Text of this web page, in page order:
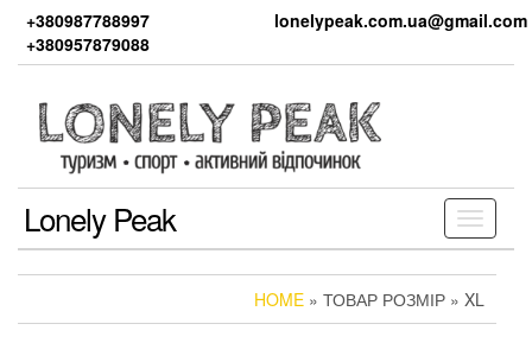
the
+380987788997
+380957879088
lonelypeak.com.ua@gmail.com
Toggle
Lonely Peak
HOME » ТОВАР РОЗМІР » XL